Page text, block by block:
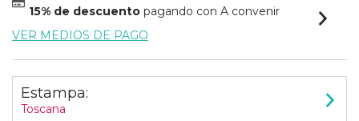
15% de descuentopagando con A convenir
VER MEDIOS DE PAGO
Estampa:
Toscana